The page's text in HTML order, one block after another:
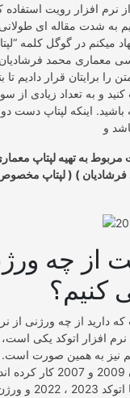
نرم افزار رویت استفاده
به شدت مقاله ای
میکنم در گوگل کلمه
معماری محمد فرشادیان”
را برایتان قرار دادیم تا
و به تعداد زیادی از
اینکه لپتاپ دست
به تهیه لپتاپ
فرشادیان ) ( لپتاپ
از چه
کنیم؟
دارید از چه ورژنی از
نرم افزار اتوکد یکی
نیز به همین صورت است.
داشتیم که با اتوکد
دوستانی را